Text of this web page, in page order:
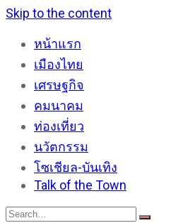
Skip to the content
หน้าแรก
เมืองไทย
เศรษฐกิจ
คมนาคม
ท่องเที่ยว
นวัตกรรม
โซเชียล-บันเทิง
Talk of the Town